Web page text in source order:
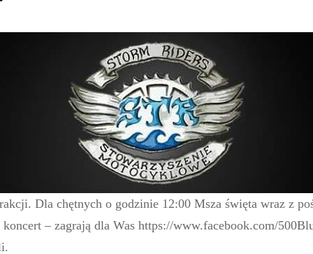
Dla chętnych o godzinie 12:00 Msza święta wraz z
– zagrają dla Was https://www.facebook.com/